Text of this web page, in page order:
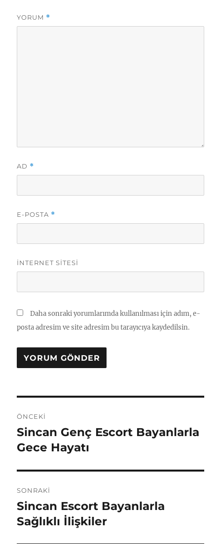
YORUM *
AD *
E-POSTA *
İNTERNET SITESI
Daha sonraki yorumlarımda kullanılması için adım, e-
posta adresim ve site adresim bu tarayıcıya kaydedilsin.
gezinmesi
ÖNCEKI
Önceki
yazı:
Sincan Genç Escort Bayanlarla
Gece Hayatı
SONRAKI
Sonraki
yazı:
Sincan Escort Bayanlarla
Sağlıklı İlişkiler